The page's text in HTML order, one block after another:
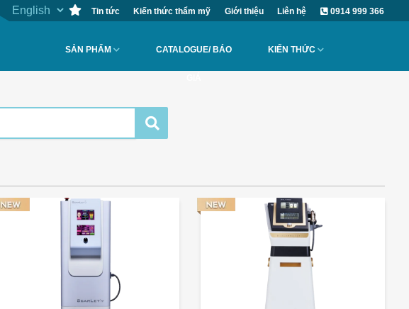
Tin tức Kiến thức thẩm mỹ Giới thiệu Liên hệ 0914 999 366
SẢN PHẨM CATALOGUE/ BÁO KIẾN THỨC